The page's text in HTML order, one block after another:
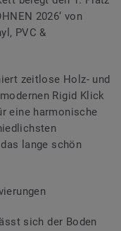
2026‘ von
PVC &
zeitlose Holz- und
Rigid Klick
eine harmonische
lange schön
sich der Boden